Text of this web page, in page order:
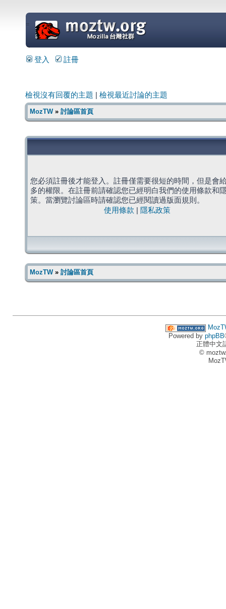
=
登入 註冊
檢視沒有回覆的主題 檢視最近討論的主題
MozTW» 討論區首頁
您必須註冊後才能登入。註冊僅需要很短的時間，但是會
多的權限。在註冊前請確認您已經明白我們的使用條款和
策。當瀏覽討論區時請確認您已經閱讀過版面規則。
使用條款
隱私政策
MozTW» 討論區首頁
Powered by phpBB
正體中文
©